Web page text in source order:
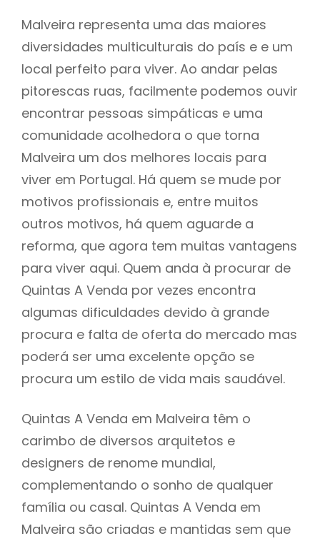
Malveira representa uma das maiores
diversidades multiculturais do país e e um
local perfeito para viver. Ao andar pelas
pitorescas ruas, facilmente podemos ouvir
encontrar pessoas simpáticas e uma
comunidade acolhedora o que torna
Malveira um dos melhores locais para
viver em Portugal. Há quem se mude por
motivos profissionais e, entre muitos
outros motivos, há quem aguarde a
reforma, que agora tem muitas vantagens
para viver aqui. Quem anda à procurar de
Quintas A Venda por vezes encontra
algumas dificuldades devido à grande
procura e falta de oferta do mercado mas
poderá ser uma excelente opção se
procura um estilo de vida mais saudável.
Quintas A Venda em Malveira têm o
carimbo de diversos arquitetos e
designers de renome mundial,
complementando o sonho de qualquer
família ou casal. Quintas A Venda em
Malveira são criadas e mantidas sem que